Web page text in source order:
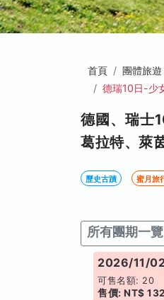
首頁 團體旅遊
德瑞10日-少
德國、瑞士
葛拉特、萊
歷史古蹟 蜜月旅
所有團期一覽
2026/11/
可售名額: 20
售價: NT$